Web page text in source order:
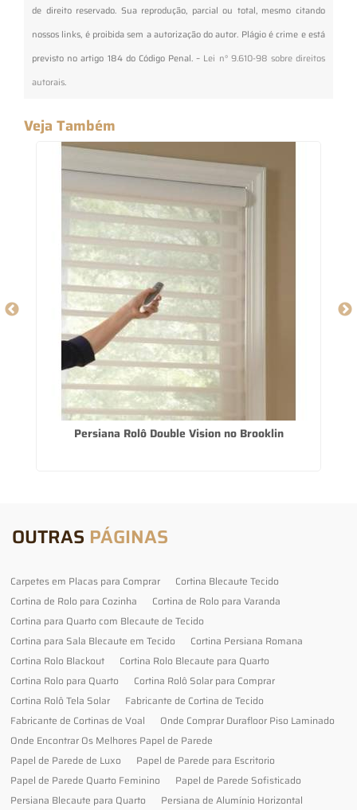
de direito reservado. Sua reprodução, parcial ou total, mesmo citando
nossos links, é proibida sem a autorização do autor. Plágio é crime e está
previsto no artigo 184 do Código Penal. – Lei n° 9.610-98 sobre direitos
autorais.
Veja Também
Persiana Rolô Double Vision no Brooklin
OUTRAS PÁGINAS
Carpetes em Placas para Comprar
Cortina Blecaute Tecido
Cortina de Rolo para Cozinha
Cortina de Rolo para Varanda
Cortina para Quarto com Blecaute de Tecido
Cortina para Sala Blecaute em Tecido
Cortina Persiana Romana
Cortina Rolo Blackout
Cortina Rolo Blecaute para Quarto
Cortina Rolo para Quarto
Cortina Rolô Solar para Comprar
Cortina Rolô Tela Solar
Fabricante de Cortina de Tecido
Fabricante de Cortinas de Voal
Onde Comprar Durafloor Piso Laminado
Onde Encontrar Os Melhores Papel de Parede
Papel de Parede de Luxo
Papel de Parede para Escritorio
Papel de Parede Quarto Feminino
Papel de Parede Sofisticado
Persiana Blecaute para Quarto
Persiana de Alumínio Horizontal